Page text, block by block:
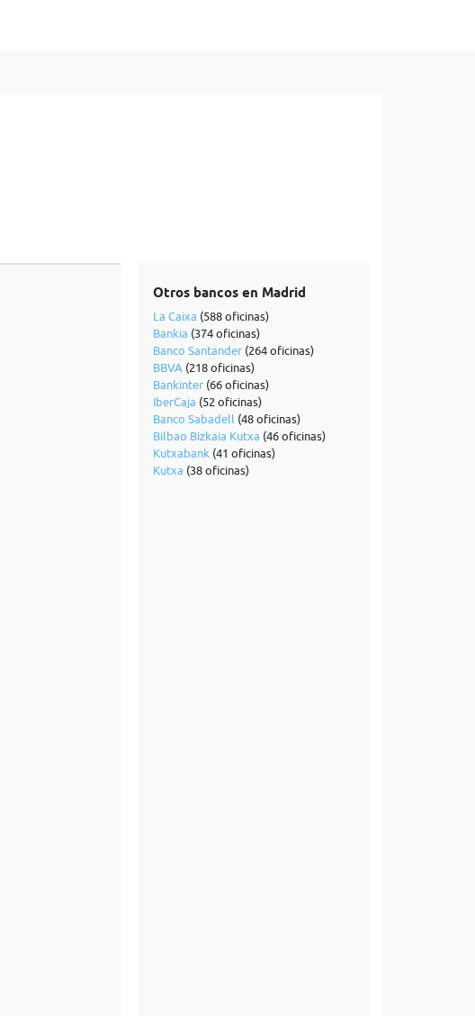
Otros bancos en Madrid
La Caixa (588 oficinas)
Bankia (374 oficinas)
Banco Santander(264 oficinas)
BBVA (218 oficinas)
Bankinter(66 oficinas)
IberCaja (52 oficinas)
Banco Sabadell (48 oficinas)
Bilbao Bizkaia Kutxa (46 oficinas)
Kutxabank (41 oficinas)
Kutxa (38 oficinas)